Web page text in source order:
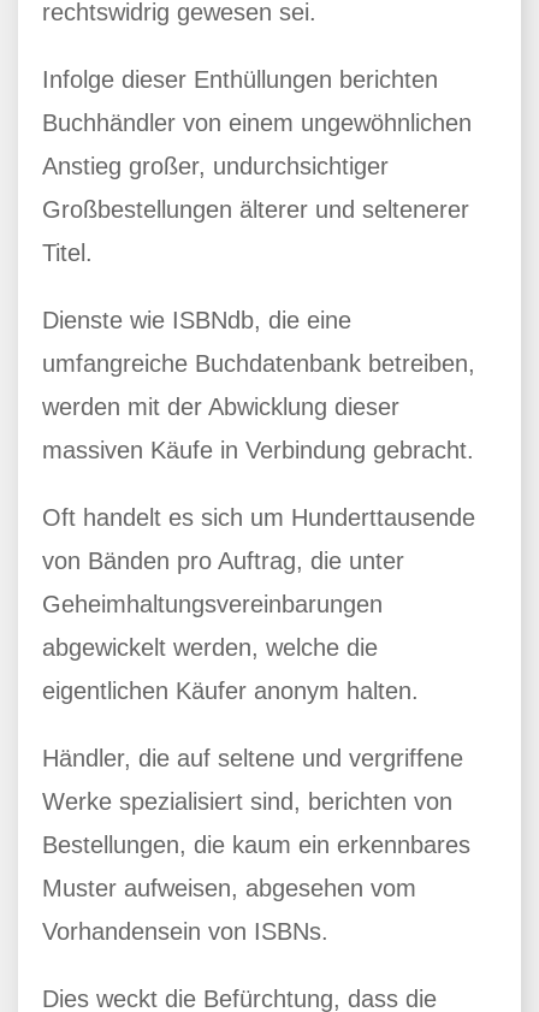
rechtswidrig gewesen sei.
Infolge dieser Enthüllungen berichten
Buchhändler von einem ungewöhnlichen
Anstieg großer, undurchsichtiger
Großbestellungen älterer und seltenerer
Titel.
Dienste wie ISBNdb, die eine
umfangreiche Buchdatenbank betreiben,
werden mit der Abwicklung dieser
massiven Käufe in Verbindung gebracht.
Oft handelt es sich um Hunderttausende
von Bänden pro Auftrag, die unter
Geheimhaltungsvereinbarungen
abgewickelt werden, welche die
eigentlichen Käufer anonym halten.
Händler, die auf seltene und vergriffene
Werke spezialisiert sind, berichten von
Bestellungen, die kaum ein erkennbares
Muster aufweisen, abgesehen vom
Vorhandensein von ISBNs.
Dies weckt die Befürchtung, dass die